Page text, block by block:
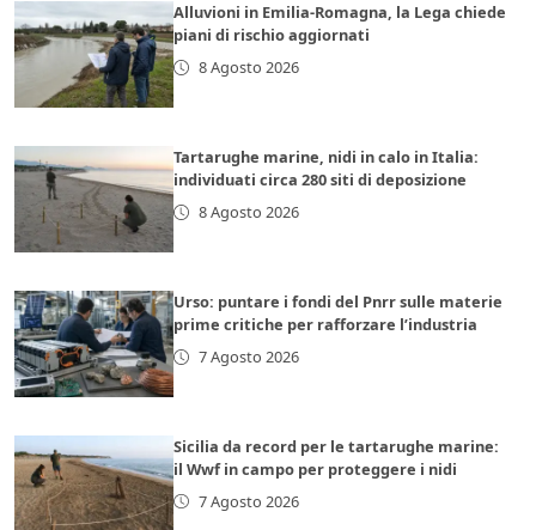
Alluvioni in Emilia-Romagna, la Lega chiede
piani di rischio aggiornati
8 Agosto 2026
Tartarughe marine, nidi in calo in Italia:
individuati circa 280 siti di deposizione
8 Agosto 2026
Urso: puntare i fondi del Pnrr sulle materie
prime critiche per rafforzare l’industria
7 Agosto 2026
Sicilia da record per le tartarughe marine:
il Wwf in campo per proteggere i nidi
7 Agosto 2026